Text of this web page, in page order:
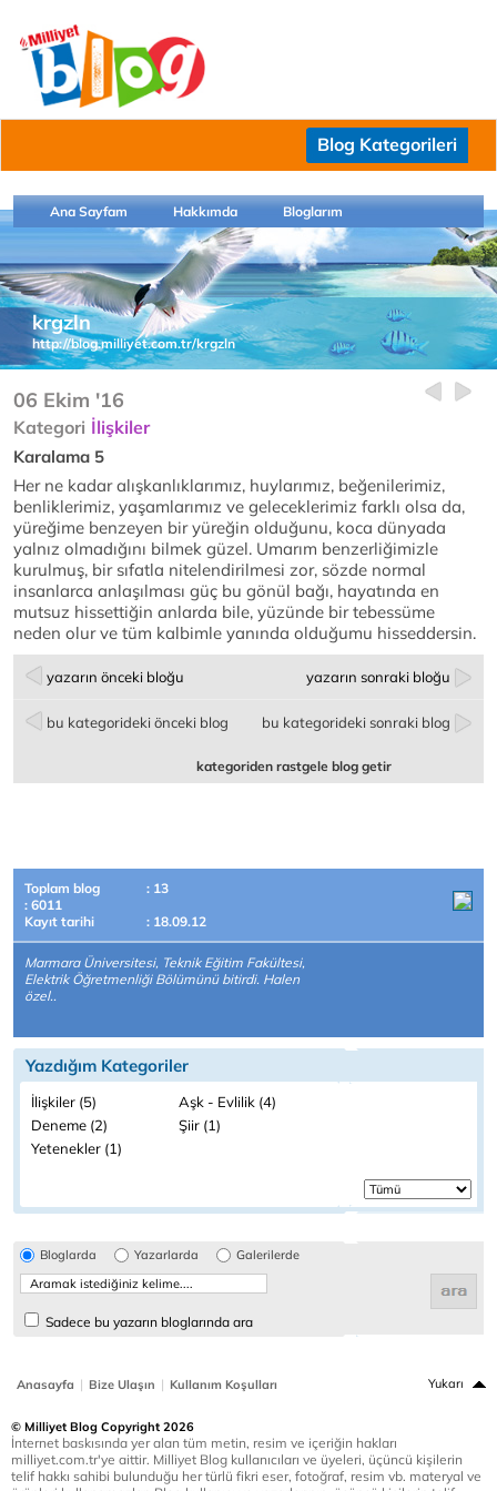
Blog Kategorileri
Ana Sayfam Hakkımda Bloglarım
krgzln
http://blog.milliyet.com.tr/krgzln
06 Ekim '16
Kategori İlişkiler
Karalama 5
Her ne kadar alışkanlıklarımız, huylarımız, beğenilerimiz,
benliklerimiz, yaşamlarımız ve geleceklerimiz farklı olsa da,
yüreğime benzeyen bir yüreğin olduğunu, koca dünyada
yalnız olmadığını bilmek güzel. Umarım benzerliğimizle
kurulmuş, bir sıfatla nitelendirilmesi zor, sözde normal
insanlarca anlaşılması güç bu gönül bağı, hayatında en
mutsuz hissettiğin anlarda bile, yüzünde bir tebessüme
neden olur ve tüm kalbimle yanında olduğumu hisseddersin.
yazarın önceki bloğu yazarın sonraki bloğu
bu kategorideki önceki blog bu kategorideki sonraki blog
kategoriden rastgele blog getir
Toplam blog
: 13
: 6011
Kayıt tarihi
: 18.09.12
Marmara Üniversitesi, Teknik Eğitim Fakültesi,
Elektrik Öğretmenliği Bölümünü bitirdi. Halen
özel..
Yazdığım Kategoriler
İlişkiler (5)
Aşk - Evlilik (4)
Deneme (2)
Şiir (1)
Yetenekler (1)
Bloglarda Yazarlarda Galerilerde
Sadece bu yazarın bloglarında ara
Anasayfa | Bize Ulaşın | Kullanım Koşulları Yukarı
© Milliyet Blog Copyright 2026
İnternet baskısında yer alan tüm metin, resim ve içeriğin hakları
milliyet.com.tr'ye aittir. Milliyet Blog kullanıcıları ve üyeleri, üçüncü kişilerin
telif hakkı sahibi bulunduğu her türlü fikri eser, fotoğraf, resim vb. materyal ve